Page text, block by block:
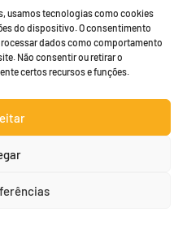
usamos tecnologias como cookies
do dispositivo. O consentimento
dados como comportamento
Não consentir ou retirar o
certos recursos e funções.
de
e
de
© copyright 2023
by 4NOW.COM